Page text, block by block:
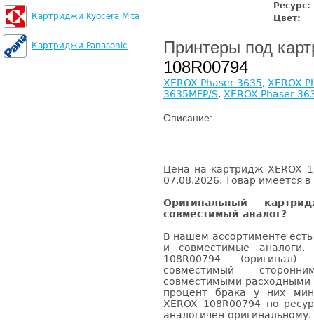
Картриджи Kyocera Mita
Картриджи Panasonic
Ресурс:
Цвет:
Принтеры под
108R00794
XEROX Phaser 3635, XEROX
3635MFP/S, XEROX Phaser
Описание:
Цена на картридж XEROX
07.08.2026. Товар имеется в
Оригинальный
совместимый аналог?
В нашем ассортименте
и совместимые аналоги.
108R00794
совместимый –
совместимыми расходными
процент брака у них
XEROX 108R00794 по
аналогичен